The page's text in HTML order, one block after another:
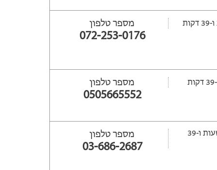
מספר טלפון
072-253-0176
מספר טלפון
0505665552
ייסגר עוד 103 שעות ‫ו-39 מספר טלפון
03-686-2687